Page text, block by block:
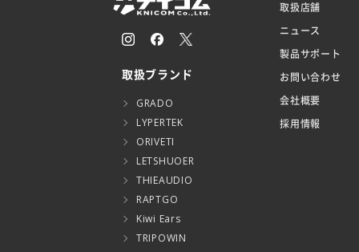
取扱ブランド
GRADO
LYPERTEK
ORIVETI
LETSHUOER
THIEAUDIO
RAPTGO
Kiwi Ears
TRIPOWIN
取扱店舗
ニュース
製品サポート
お問い合わせ
会社概要
採用情報